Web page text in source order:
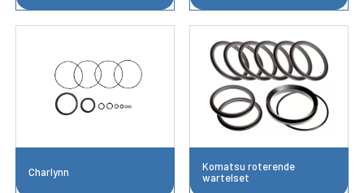
Charlynn
Komatsu roterende
wartelset